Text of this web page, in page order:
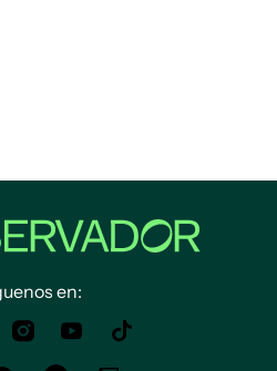
en: